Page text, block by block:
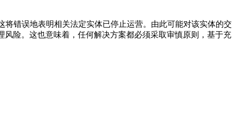
错误地表明相关法定实体已停止运营。由此可能对该实体的交
风险。这也意味着，任何解决方案都必须采取审慎原则，基于充